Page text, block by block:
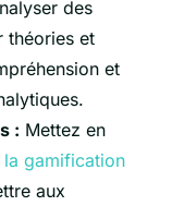
des
théories et
et
: Mettez en
la gamification
aux